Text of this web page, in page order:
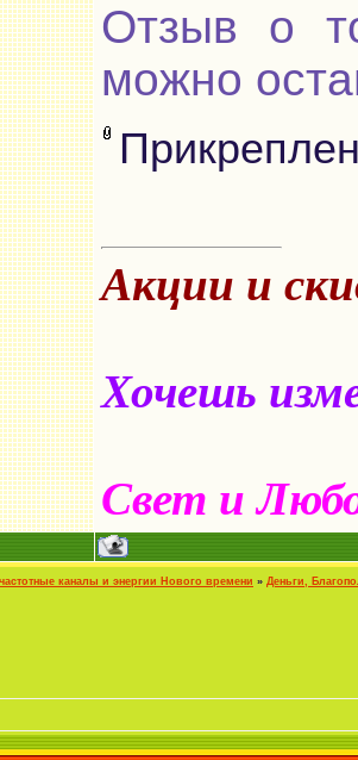
Отзыв о
можно
Акции и
Хочешь
Свет и
каналы и энергии Нового времени » Деньги,